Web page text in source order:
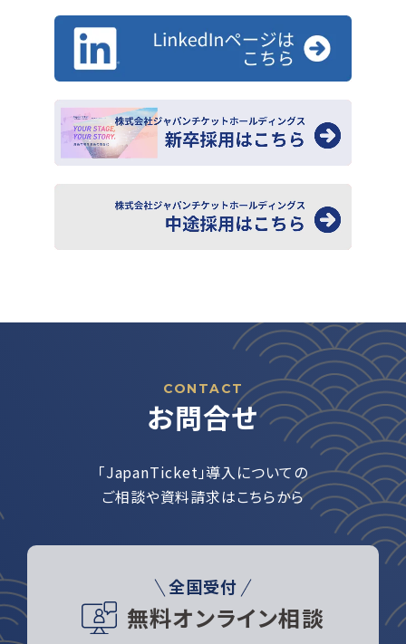
CONTACT
お問合せ
「JapanTicket」導入についての
ご相談や資料請求はこちらから
全国受付
無料オンライン相談